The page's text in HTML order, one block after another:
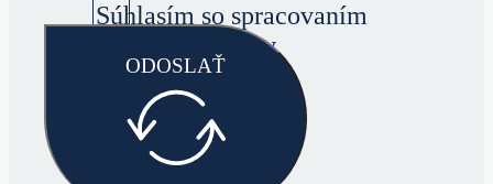
Súhlasím so spracovaním
osobných údajov
ODOSLAŤ